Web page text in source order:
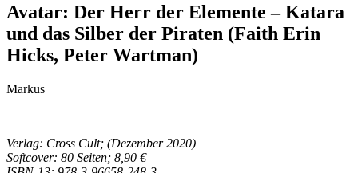
Avatar: Der Herr der Elemente – Katara
und das Silber der Piraten (Faith Erin
Hicks, Peter Wartman)
Markus
Verlag: Cross Cult; (Dezember 2020)
Softcover: 80 Seiten; 8,90 €